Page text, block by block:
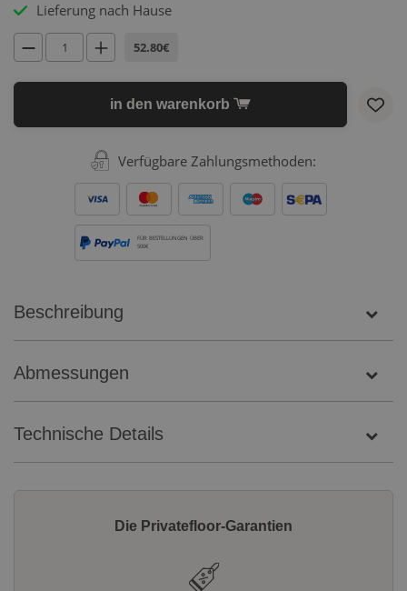
Lieferung nach Hause
52.80€
in den warenkorb
Verfügbare Zahlungsmethoden:
FÜR BESTELLUNGEN ÜBER
500€
Beschreibung
Abmessungen
Technische Details
Die Privatefloor-Garantien